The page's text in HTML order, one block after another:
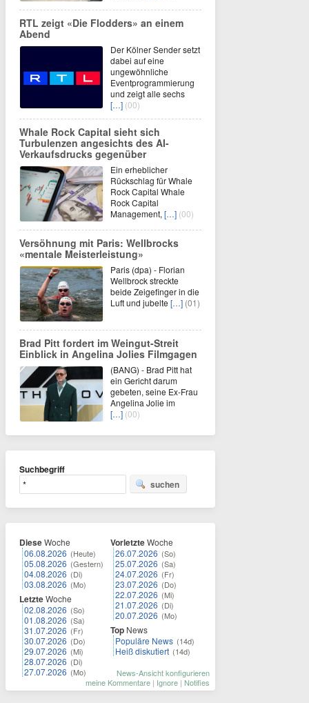
RTL zeigt «Die Flodders» an einem
Abend
Der Kölner Sender setzt
dabei auf eine
ungewöhnliche
Eventprogrammierung
und zeigt alle sechs
[…] (00)
Whale Rock Capital sieht sich
Turbulenzen angesichts des AI-
Verkaufsdrucks gegenüber
Ein erheblicher
Rückschlag für Whale
Rock Capital Whale
Rock Capital
Management, […] (00)
Versöhnung mit Paris: Wellbrocks
«mentale Meisterleistung»
Paris (dpa) - Florian
Wellbrock streckte
beide Zeigefinger in die
Luft und jubelte […] (01)
Brad Pitt fordert im Weingut-Streit
Einblick in Angelina Jolies Filmgagen
(BANG) - Brad Pitt hat
ein Gericht darum
gebeten, seine Ex-Frau
Angelina Jolie im
[…] (00)
Suchbegriff
suchen
DieseWoche
06.08.2026 (Heute)
05.08.2026 (Gestern)
04.08.2026 (Di)
03.08.2026 (Mo)
LetzteWoche
02.08.2026 (So)
01.08.2026 (Sa)
31.07.2026 (Fr)
30.07.2026 (Do)
29.07.2026 (Mi)
28.07.2026 (Di)
27.07.2026 (Mo)
VorletzteWoche
26.07.2026 (So)
25.07.2026 (Sa)
24.07.2026 (Fr)
23.07.2026 (Do)
22.07.2026 (Mi)
21.07.2026 (Di)
20.07.2026 (Mo)
Top News
Populäre News (14d)
Heiß diskutiert (14d)
News-Ansicht konfigurieren
meine Kommentare | Ignore | Notifies